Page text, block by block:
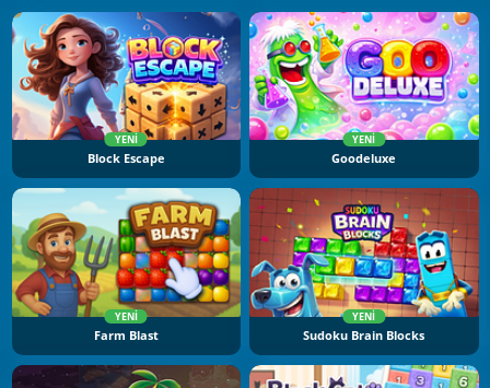
YENI
Block Escape
YENI
Goodeluxe
YENI
Farm Blast
YENI
Sudoku Brain Blocks